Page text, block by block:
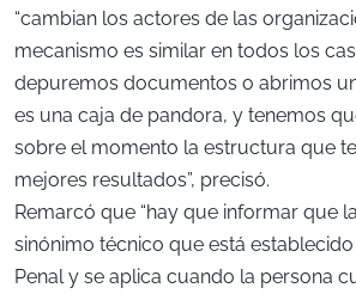
“cambian los actores de las
mecanismo es similar en todos los
depuremos documentos o abrimos
es una caja de pandora, y tenemos
sobre el momento la estructura que
mejores resultados”, precisó.
Remarcó que “hay que informar que
sinónimo técnico que está
Penal y se aplica cuando la persona